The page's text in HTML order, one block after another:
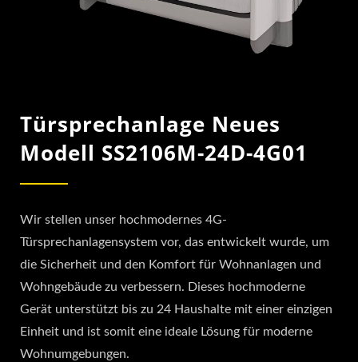
Türsprechanlage Neues
Modell SS2106M-24D-4G01
Wir stellen unser hochmodernes 4G-
Türsprechanlagensystem vor, das entwickelt wurde, um
die Sicherheit und den Komfort für Wohnanlagen und
Wohngebäude zu verbessern. Dieses hochmoderne
Gerät unterstützt bis zu 24 Haushalte mit einer einzigen
Einheit und ist somit eine ideale Lösung für moderne
Wohnumgebungen.